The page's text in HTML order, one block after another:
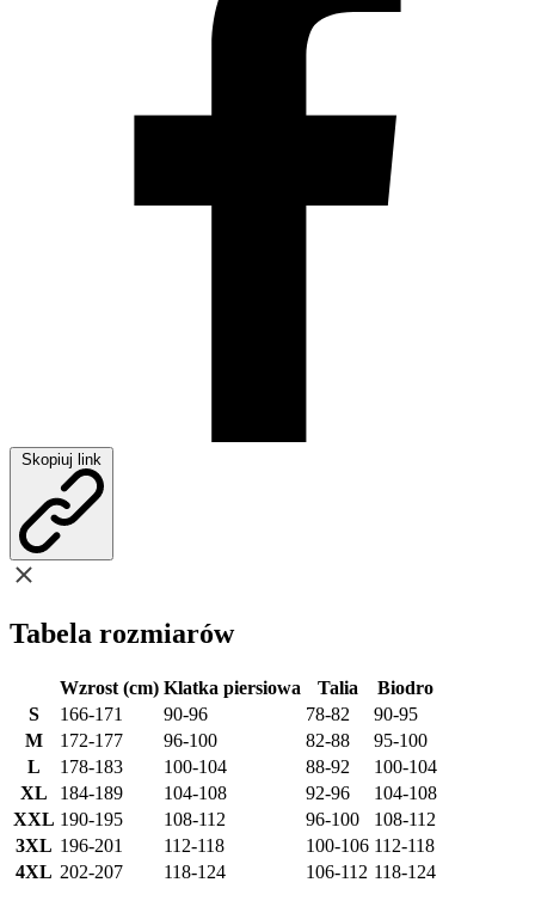
Skopiuj link
Tabela rozmiarów
Wzrost (cm) Klatka piersiowa Talia
Biodro
S
166-171 90-96 78-82
90-95
M
172-177 96-100 82-88
95-100
L
178-183 100-104 88-92
100-104
XL
184-189 104-108 92-96
104-108
XXL 190-195 108-112 96-100
108-112
3XL 196-201 112-118 100-106 112-118
4XL 202-207 118-124 106-112 118-124